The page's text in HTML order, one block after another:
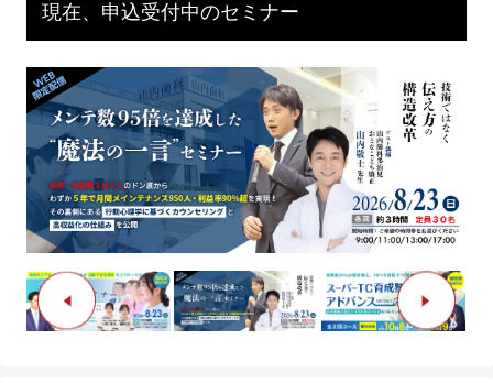
現在、申込受付中のセミナー